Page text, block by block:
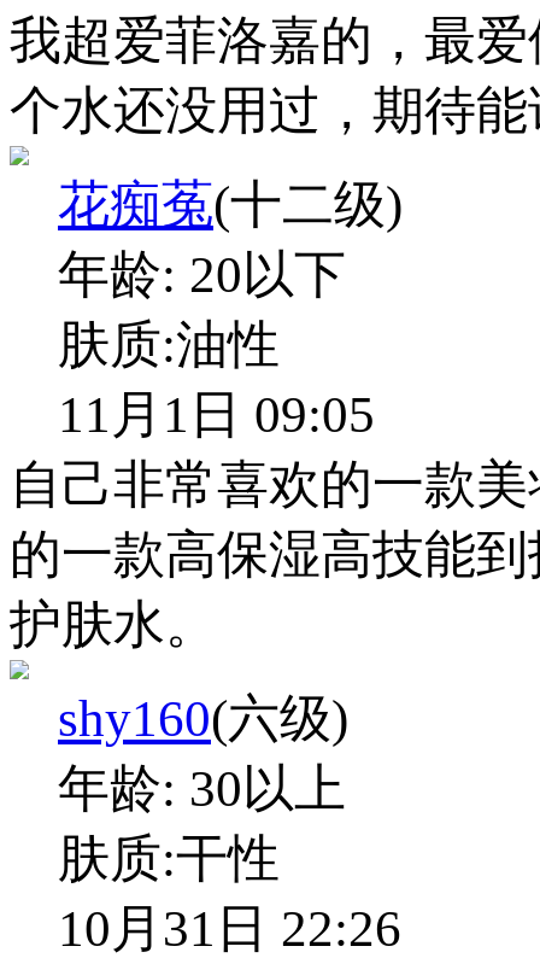
我超爱菲洛嘉的，最
个水还没用过，期待
花痴菟(十二级)
年龄: 20以下
肤质:油性
11月1日 09:05
自己非常喜欢的一款
的一款高保湿高技能
护肤水。
shy160(六级)
年龄: 30以上
肤质:干性
10月31日 22:26